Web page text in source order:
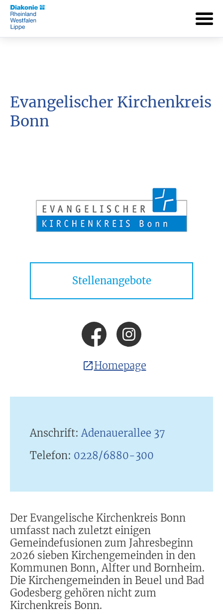
Evangelischer Kirchenkreis
Bonn
Der Evangelische Kirchenkreis Bonn
umfasst nach zuletzt einigen
Gemeindefusionen zum Jahresbeginn
2026 sieben Kirchengemeinden in den
Kommunen Bonn, Alfter und Bornheim.
Die Kirchengemeinden in Beuel und Bad
Godesberg gehören nicht zum
Kirchenkreis Bonn.
Stellenangebote
Homepage
Anschrift:Adenauerallee 37
Telefon: 0228/6880-300